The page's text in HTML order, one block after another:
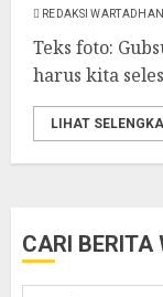
REDAKSI
Teks foto:
harus kita
LIHAT
CARI BERITA